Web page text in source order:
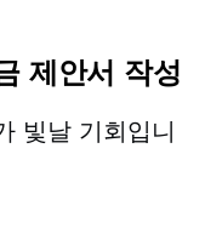
제안서 작성
빛날 기회입니